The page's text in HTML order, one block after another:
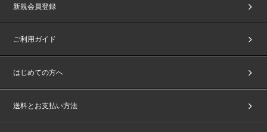
す。(未成年の方は、保護者の方の同意が必要です)ご本人様確認は、今後開
※『顔写真付き指定身分証明書』のお忘れ、紛失、不備などによりご本人様
了承ください。
※詳細は決定次第、後日発表いたします。（2026/1/23更新）
※初回生産分のみの封入となります。初回生産分終了後も商品ページの表記
の変更はございません。ご了承ください。
新規会員登録
ご利用ガイド
はじめての方へ
送料とお支払い方法